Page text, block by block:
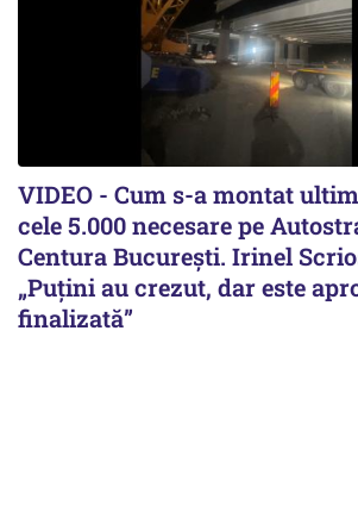
VIDEO - Cum s-a montat
cele 5.000 necesare pe
Centura București. Irinel
„Puțini au crezut, dar este
finalizată”